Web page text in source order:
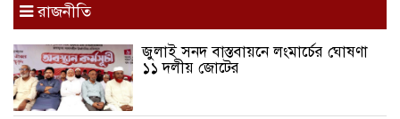
রাজনীতি
জুলাই সনদ বাস্তবায়নে লংমার্চের ঘোষণা
১১ দলীয় জোটের